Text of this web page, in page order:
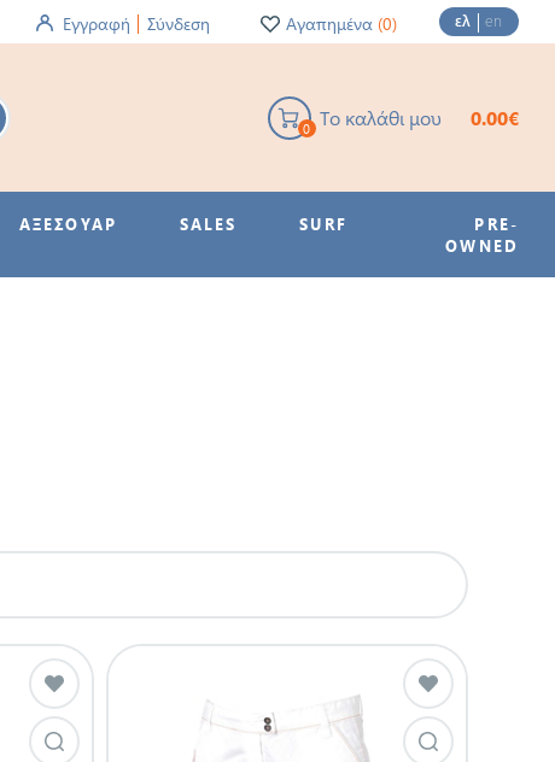
Εγγραφή Σύνδεση Αγαπημένα (0) ελ en
Το καλάθι μου
0 0.00€
ΑΞΕΣΟΥΑΡ SALES SURF
PRE-
OWNED